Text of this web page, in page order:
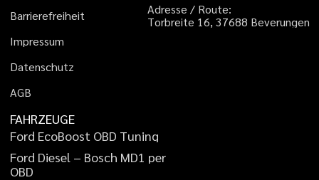
Barrierefreiheit
Impressum
Datenschutz
AGB
Adresse / Route:
Torbreite 16, 37688 Beverungen
FAHRZEUGE
Ford EcoBoost OBD Tuning
Ford Diesel – Bosch MD1 per
OBD